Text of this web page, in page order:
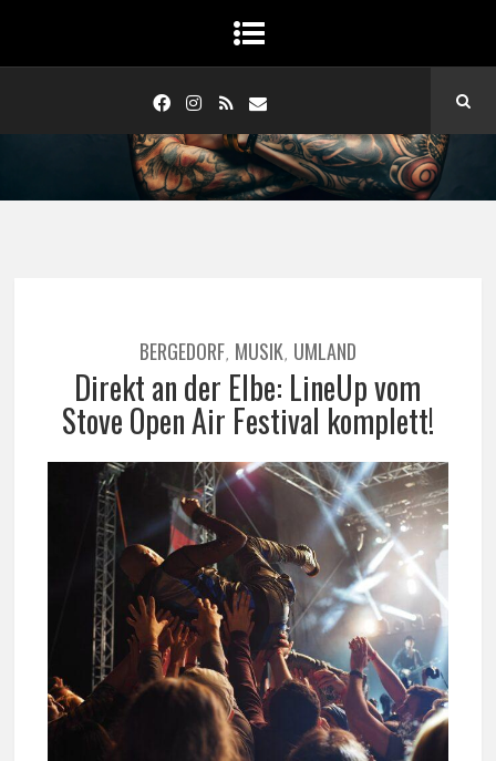
BERGEDORF, MUSIK, UMLAND
Direkt an der Elbe: LineUp vom
Stove Open Air Festival komplett!